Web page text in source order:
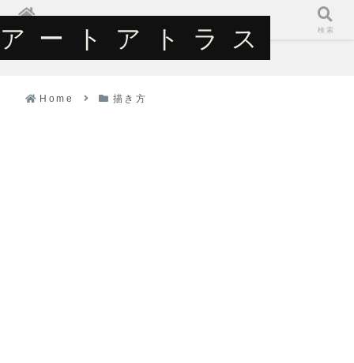
アートアトラス
Home 描き方
ホーム
アートアトラス
検索